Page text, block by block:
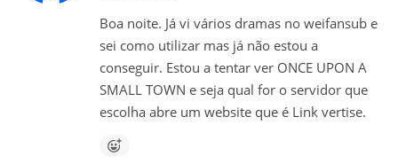
Boa noite. Já vi vários dramas no weifansub e
sei como utilizar mas já não estou a
conseguir. Estou a tentar ver ONCE UPON A
SMALL TOWN e seja qual for o servidor que
escolha abre um website que é Link vertise.